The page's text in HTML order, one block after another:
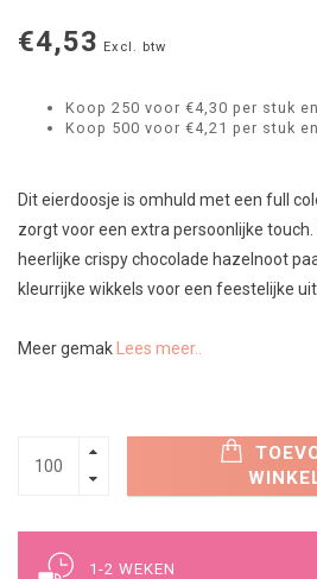
€4,53 Excl. btw
Koop 250 voor €4,30 per stuk
Koop 500 voor €4,21 per stuk
Dit eierdoosje is omhuld met een full
zorgt voor een extra persoonlijke
heerlijke crispy chocolade hazelnoot
kleurrijke wikkels voor een feestelijke
Meer gemak Lees meer..
1-2 WEKEN